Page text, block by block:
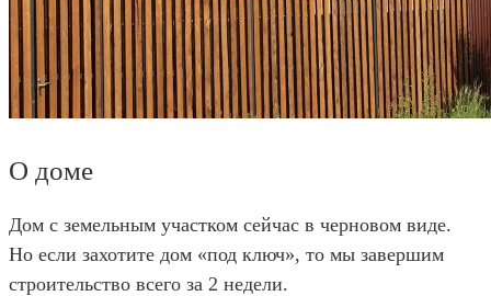
О доме
Дом с земельным участком сейчас в черновом виде.
Но если захотите дом «под ключ», то мы завершим
строительство всего за 2 недели.